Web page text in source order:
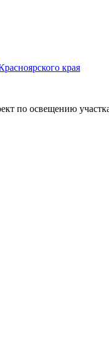
края
по освещению